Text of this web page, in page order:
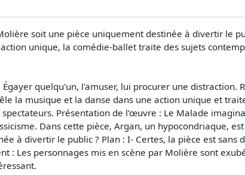
soit une pièce uniquement destinée à divertir le
unique, la comédie-ballet traite des sujets
quelqu'un, l'amuser, lui procurer une distraction.
la musique et la danse dans une action unique et
Présentation de l’œuvre : Le Malade
Dans cette pièce, Argan, un hypocondriaque,
à divertir le public ? Plan : I- Certes, la pièce est sans
: Les personnages mis en scène par Molière sont